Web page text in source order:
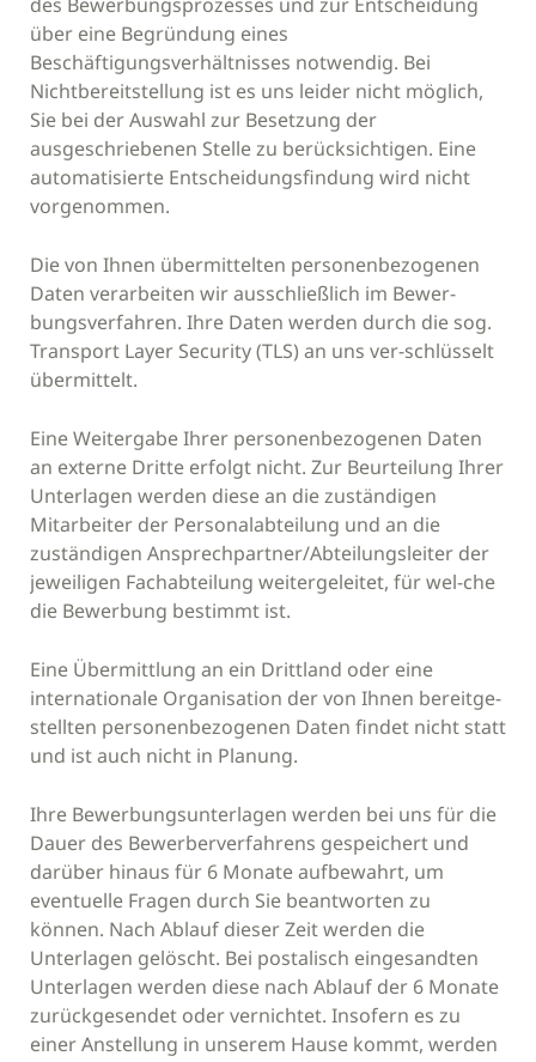
über eine Begründung eines
Beschäftigungsverhältnisses notwendig. Bei
Nichtbereitstellung ist es uns leider nicht möglich,
Sie bei der Auswahl zur Besetzung der
ausgeschriebenen Stelle zu berücksichtigen. Eine
automatisierte Entscheidungsfindung wird nicht
vorgenommen.
Die von Ihnen übermittelten personenbezogenen
Daten verarbeiten wir ausschließlich im Bewer-
bungsverfahren. Ihre Daten werden durch die sog.
Transport Layer Security (TLS) an uns ver-schlüsselt
übermittelt.
Eine Weitergabe Ihrer personenbezogenen Daten
an externe Dritte erfolgt nicht. Zur Beurteilung Ihrer
Unterlagen werden diese an die zuständigen
Mitarbeiter der Personalabteilung und an die
zuständigen Ansprechpartner/Abteilungsleiter der
jeweiligen Fachabteilung weitergeleitet, für wel-che
die Bewerbung bestimmt ist.
Eine Übermittlung an ein Drittland oder eine
internationale Organisation der von Ihnen bereitge-
stellten personenbezogenen Daten findet nicht statt
und ist auch nicht in Planung.
Ihre Bewerbungsunterlagen werden bei uns für die
Dauer des Bewerberverfahrens gespeichert und
darüber hinaus für 6 Monate aufbewahrt, um
eventuelle Fragen durch Sie beantworten zu
können. Nach Ablauf dieser Zeit werden die
Unterlagen gelöscht. Bei postalisch eingesandten
Unterlagen werden diese nach Ablauf der 6 Monate
zurückgesendet oder vernichtet. Insofern es zu
einer Anstellung in unserem Hause kommt, werden